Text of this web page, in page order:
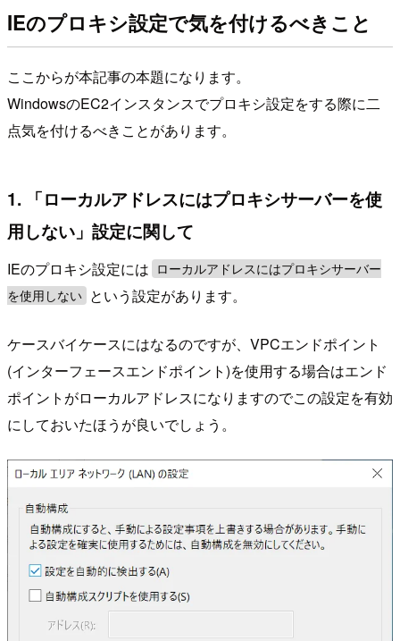
IEのプロキシ設定で気を付けるべきこと
ここからが本記事の本題になります。
WindowsのEC2インスタンスでプロキシ設定をする際に二
点気を付けるべきことがあります。
1. 「ローカルアドレスにはプロキシサーバーを使
用しない」設定に関して
IEのプロキシ設定には
ローカルアドレスにはプロキシサーバー
を使用しない
という設定があります。
ケースバイケースにはなるのですが、VPCエンドポイント
(インターフェースエンドポイント)を使用する場合はエンド
ポイントがローカルアドレスになりますのでこの設定を有効
にしておいたほうが良いでしょう。